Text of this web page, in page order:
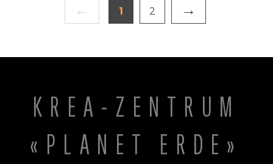
← 1 2 →
KREA-ZENTRUM
«PLANET ERDE»